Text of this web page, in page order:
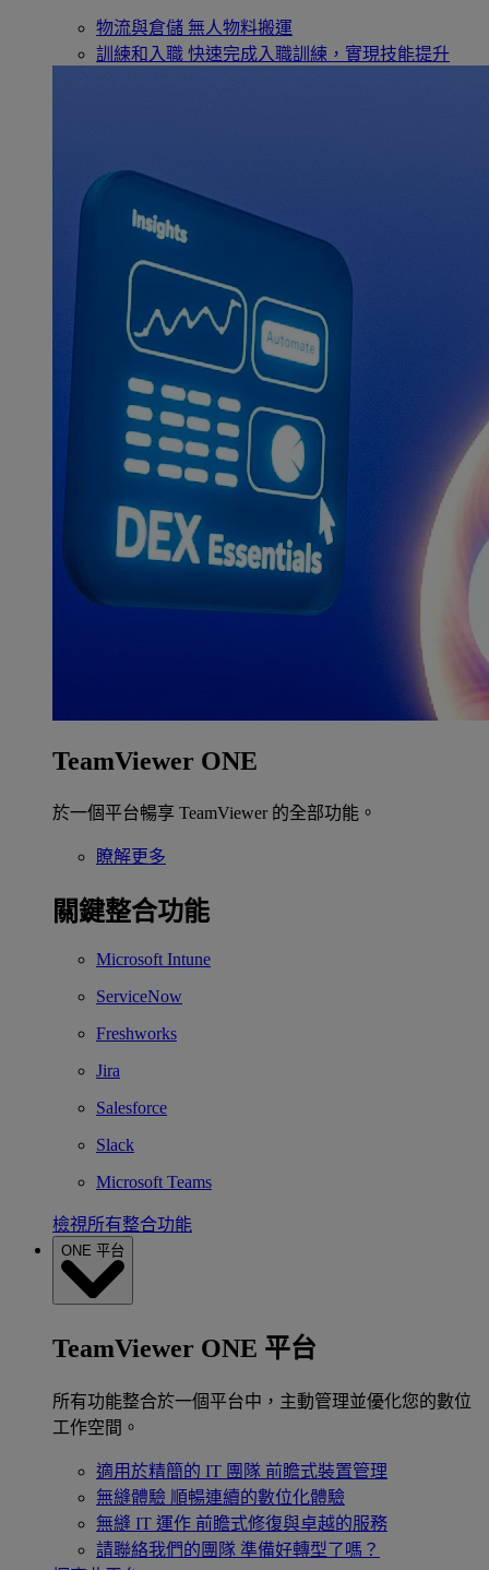
物流與倉儲 無人物料搬運
訓練和入職 快速完成入職訓練，實現技能提升
TeamViewer ONE
於一個平台暢享 TeamViewer 的全部功能。
瞭解更多
關鍵整合功能
Microsoft Intune
ServiceNow
Freshworks
Jira
Salesforce
Slack
Microsoft Teams
檢視所有整合功能
ONE 平台
TeamViewer ONE 平台
所有功能整合於一個平台中，主動管理並優化您的數位
工作空間。
適用於精簡的 IT 團隊 前瞻式裝置管理
無縫體驗 順暢連續的數位化體驗
無縫 IT 運作 前瞻式修復與卓越的服務
請聯絡我們的團隊 準備好轉型了嗎？